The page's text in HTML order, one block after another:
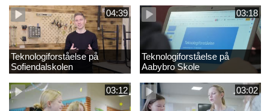
04:39
Teknologiforståelse på
Sofiendalskolen
03:18
Teknologiforståelse på
Aabybro Skole
03:12 03:02